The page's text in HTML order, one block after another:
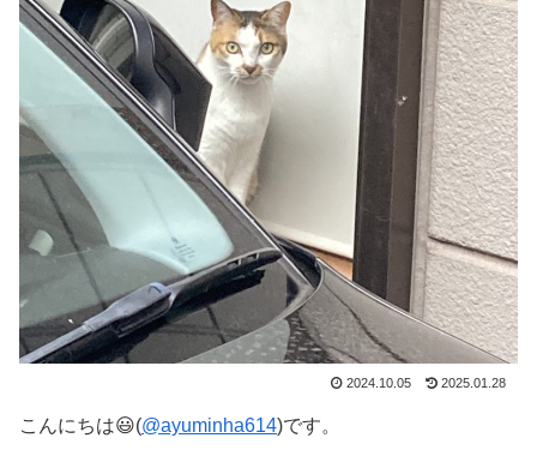
2024.10.05 2025.01.28
こんにちは😃(@ayuminha614)です。